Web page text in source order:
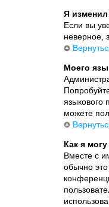
Я
Если вы
неверное,
Моего
языкового
можете
Как я
Вместе с
обычно